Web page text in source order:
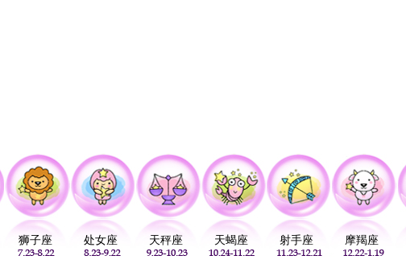
狮子座 处女座 天秤座 天蝎座 射手座 摩羯座